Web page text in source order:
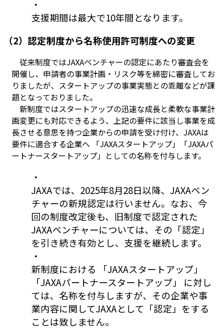
・
支援期間は最大で10年間となります。
（2）認定制度から名称使用許可制度への変更
従来制度ではJAXAベンチャーの認定にあたり審査会を
開催し、申請者の事業計画・リスク等を綿密に審査してお
りましたが、スタートアップの事業実態との乖離などが課
題となっておりました。
新制度ではスタートアップの迅速な成長と柔軟な事業計
画変更にも対応できるよう、上記の要件に該当し事業を成
長させる意思を持つ企業からの申請を受け付け、JAXAは
要件に適合する企業へ 「JAXAスタートアップ」「JAXAパ
ートナースタートアップ」としての名称を付与します。
・
JAXAでは、2025年8月28日以降、JAXAベン
チャーの新規認定は行いません。なお、今
回の制度改定後も、旧制度で認定された
JAXAベンチャーについては、その「認定」
を引き続き有効とし、支援を継続します。
・
新制度における 「JAXAスタートアップ」
「JAXAパートナースタートアップ」 に対し
ては、名称を付与しますが、その企業や事
業内容に関してJAXAとして「認定」をする
ことは致しません。